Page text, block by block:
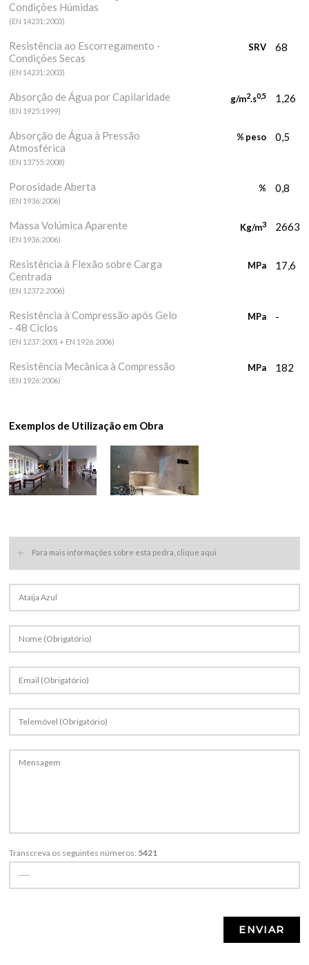
Pedras
Condições Húmidas
(EN 14231:2003)
Resistência ao Escorregamento -
Condições Secas
(EN 14231:2003)
SRV 68
Absorção de Água por Capilaridade
(EN 1925:1999)
g/m2.s0,5 1,26
Absorção de Água à Pressão
Atmosférica
(EN 13755:2008)
% peso 0,5
Porosidade Aberta
(EN 1936:2006)
% 0,8
Massa Volúmica Aparente
(EN 1936:2006)
Kg/m3 2663
Resistência à Flexão sobre Carga
Centrada
(EN 12372:2006)
MPa 17,6
Resistência à Compressão após Gelo
- 48 Ciclos
(EN 1237:2001 + EN 1926:2006)
MPa -
Resistência Mecânica à Compressão
(EN 1926:2006)
MPa 182
Exemplos de Utilização em Obra
+ Para mais informações sobre esta pedra, clique aqui
Transcreva os seguintes números: 5421